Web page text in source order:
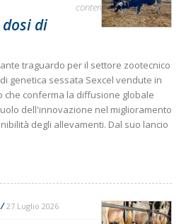
contenuto sponsorizzato
di
traguardo per il settore zootecnico
genetica sessata Sexcel vendute in
che conferma la diffusione globale
dell'innovazione nel miglioramento
degli allevamenti. Dal suo lancio
27 Luglio 2026